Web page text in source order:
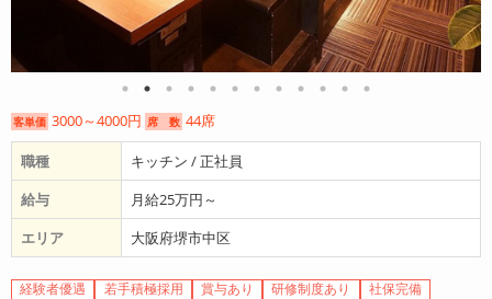
客単価 3000～4000円 席 数 44席
職種
キッチン / 正社員
給与
月給25万円～
エリア
大阪府堺市中区
経験者優遇 若手積極採用 賞与あり 研修制度あり
社保完備